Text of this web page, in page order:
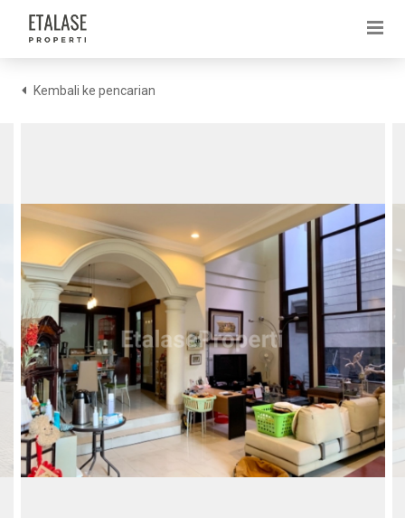
Kembali ke pencarian